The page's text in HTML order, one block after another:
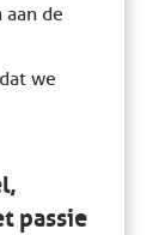
de
we
passie